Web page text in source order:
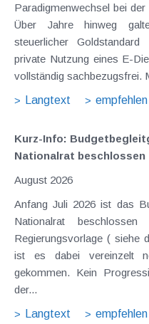
Paradigmenwechsel bei
Über Jahre hinweg
steuerlicher
private Nutzung eines E-
vollständig sachbezugsfrei.
Langtext
empfehlen
Kurz-Info:
Nationalrat beschlossen
August 2026
Anfang Juli 2026 ist das
Nationalrat
Regierungsvorlage ( siehe
ist es dabei vereinzelt
gekommen. Kein Progressionsvorbehalt bei der Erhöhung
der...
Langtext
empfehlen